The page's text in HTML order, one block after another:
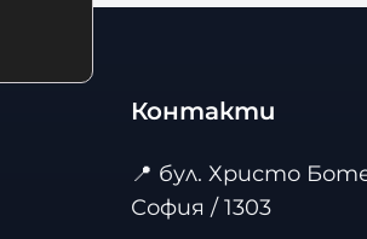
Контакти
📍 бул. Христо
София / 1303